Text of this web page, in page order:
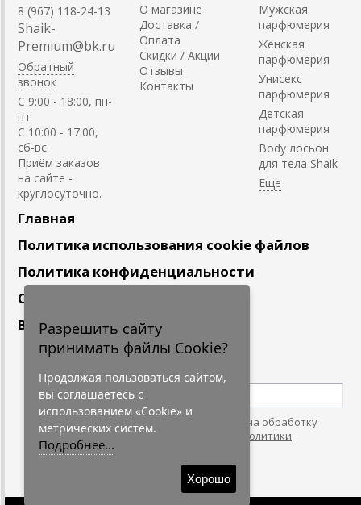
8 (967) 118-24-13
Shaik-
Premium@bk.ru
Обратный
звонок
C 9:00 - 18:00, пн-
пт
С 10:00 - 17:00,
сб-вс
Приём заказов
на сайте -
круглосуточно.
О магазине
Доставка /
Оплата
Скидки / Акции
Отзывы
Контакты
Мужская
парфюмерия
Женская
парфюмерия
Унисекс
парфюмерия
Детская
парфюмерия
Body лосьон
для тела Shaik
Главная
Политика использования cookie файлов
Политика конфиденциальности
Сотрудничество
Вакансии
Подпишитесь
Нажимая на кнопку, я даю согласие на обработку
персональных данных. С условиями
"Политики
Конфидециальности"
Разрешить сайту
принимать файлы Cookie?
Продолжая пользоваться сайтом,
вы соглашаетесь с
использованием «Cookie» и
метрических систем.
Подробнее...
Хорошо